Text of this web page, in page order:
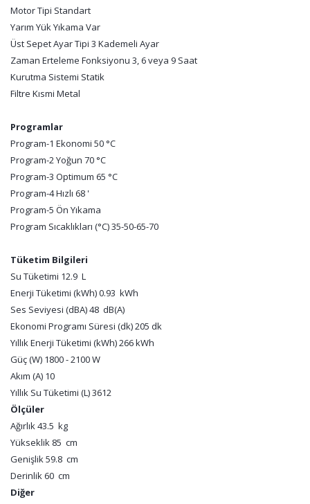
Motor Tipi Standart
Yarım Yük Yıkama Var
Üst Sepet Ayar Tipi 3 Kademeli Ayar
Zaman Erteleme Fonksiyonu 3, 6 veya 9 Saat
Kurutma Sistemi Statik
Filtre Kısmi Metal
Programlar
Program-1 Ekonomi 50 °C
Program-2 Yoğun 70 °C
Program-3 Optimum 65 °C
Program-4 Hızlı 68 '
Program-5 Ön Yıkama
Program Sıcaklıkları (°C) 35-50-65-70
Tüketim Bilgileri
Su Tüketimi 12.9 L
Enerji Tüketimi (kWh) 0.93 kWh
Ses Seviyesi (dBA) 48 dB(A)
Ekonomi Programı Süresi (dk) 205 dk
Yıllık Enerji Tüketimi (kWh) 266 kWh
Güç (W) 1800 - 2100 W
Akım (A) 10
Yıllık Su Tüketimi (L) 3612
Ölçüler
Ağırlık 43.5 kg
Yükseklik 85 cm
Genişlik 59.8 cm
Derinlik 60 cm
Diğer